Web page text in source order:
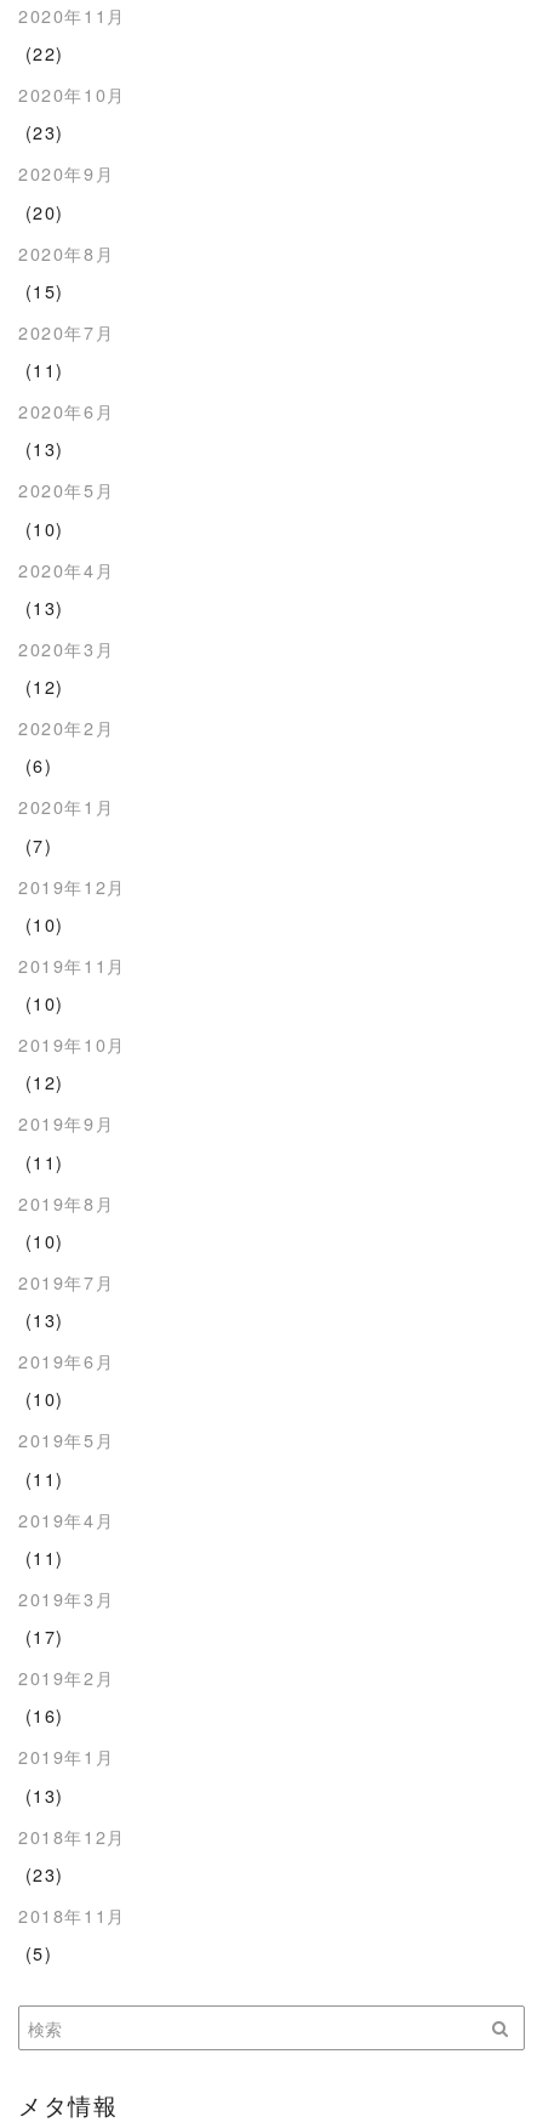
2020年11月
(22)
2020年10月
(23)
2020年9月
(20)
2020年8月
(15)
2020年7月
(11)
2020年6月
(13)
2020年5月
(10)
2020年4月
(13)
2020年3月
(12)
2020年2月
(6)
2020年1月
(7)
2019年12月
(10)
2019年11月
(10)
2019年10月
(12)
2019年9月
(11)
2019年8月
(10)
2019年7月
(13)
2019年6月
(10)
2019年5月
(11)
2019年4月
(11)
2019年3月
(17)
2019年2月
(16)
2019年1月
(13)
2018年12月
(23)
2018年11月
(5)
メタ情報